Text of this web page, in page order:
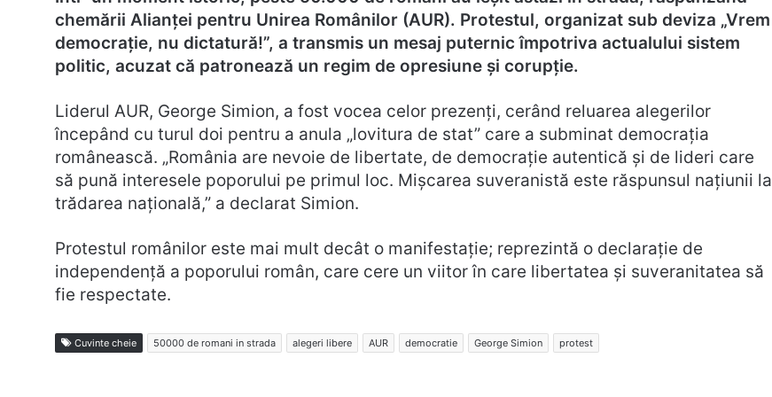
chemării Alianței pentru Unirea Românilor (AUR). Protestul, organizat sub deviza „Vrem
democrație, nu dictatură!”, a transmis un mesaj puternic împotriva actualului sistem
politic, acuzat că patronează un regim de opresiune și corupție.
Liderul AUR, George Simion, a fost vocea celor prezenți, cerând reluarea alegerilor
începând cu turul doi pentru a anula „lovitura de stat” care a subminat democrația
românească. „România are nevoie de libertate, de democrație autentică și de lideri care
să pună interesele poporului pe primul loc. Mișcarea suveranistă este răspunsul națiunii la
trădarea națională,” a declarat Simion.
Protestul românilor este mai mult decât o manifestație; reprezintă o declarație de
independență a poporului român, care cere un viitor în care libertatea și suveranitatea să
fie respectate.
Cuvinte cheie 50000 de romani in strada alegeri libere AUR democratie George Simion protest